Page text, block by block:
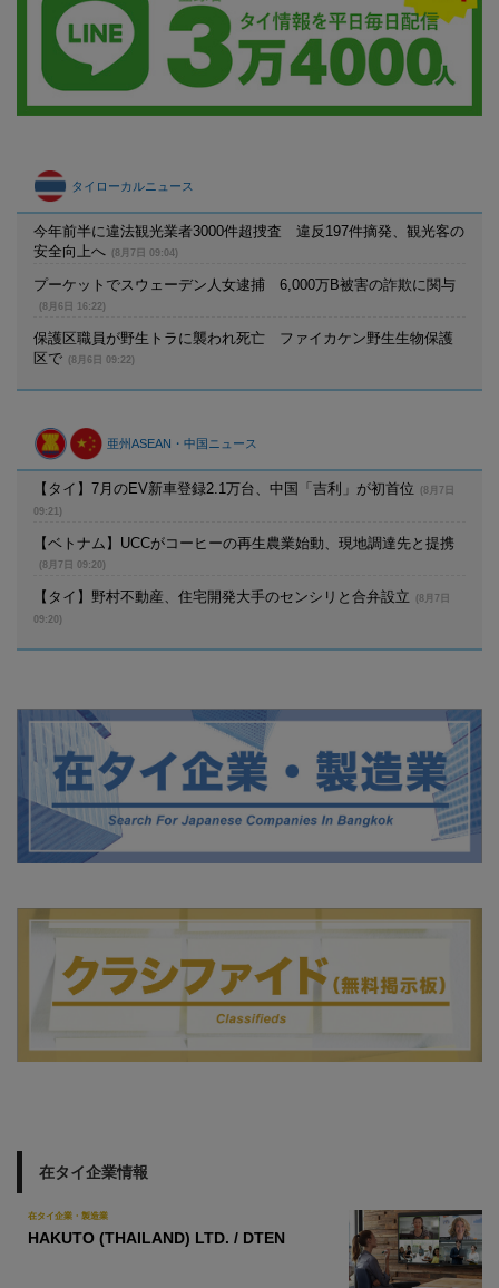
タイローカルニュース
今年前半に違法観光業者3000件超捜査 違反197件摘発、観光客の
安全向上へ
(8月7日 09:04)
プーケットでスウェーデン人女逮捕 6,000万B被害の詐欺に関与
(8月6日 16:22)
保護区職員が野生トラに襲われ死亡 ファイカケン野生生物保護
区で
(8月6日 09:22)
亜州ASEAN・中国ニュース
【タイ】7月のEV新車登録2.1万台、中国「吉利」が初首位
(8月7日
09:21)
【ベトナム】UCCがコーヒーの再生農業始動、現地調達先と提携
(8月7日 09:20)
【タイ】野村不動産、住宅開発大手のセンシリと合弁設立
(8月7日
09:20)
在タイ企業情報
在タイ企業・製造業
HAKUTO (THAILAND) LTD. / DTEN